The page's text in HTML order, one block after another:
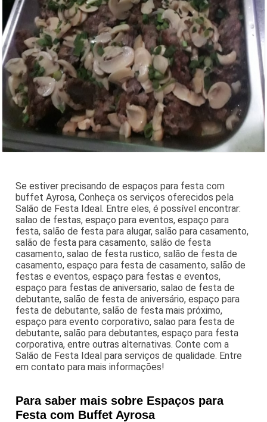
Se estiver precisando de espaços para festa com
buffet Ayrosa, Conheça os serviços oferecidos pela
Salão de Festa Ideal. Entre eles, é possível encontrar:
salao de festas, espaço para eventos, espaço para
festa, salão de festa para alugar, salão para casamento,
salão de festa para casamento, salão de festa
casamento, salao de festa rustico, salão de festa de
casamento, espaço para festa de casamento, salão de
festas e eventos, espaço para festas e eventos,
espaço para festas de aniversario, salao de festa de
debutante, salão de festa de aniversário, espaço para
festa de debutante, salão de festa mais próximo,
espaço para evento corporativo, salao para festa de
debutante, salão para debutantes, espaço para festa
corporativa, entre outras alternativas. Conte com a
Salão de Festa Ideal para serviços de qualidade. Entre
em contato para mais informações!
Para saber mais sobre Espaços para
Festa com Buffet Ayrosa